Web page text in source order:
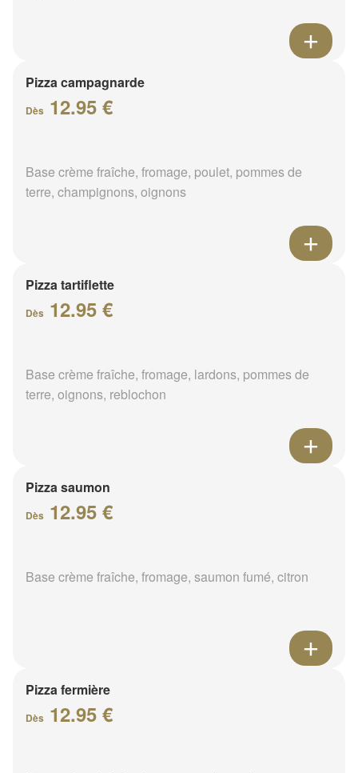
Pizza campagnarde
Dès 12.95 €
Base crème fraîche, fromage, poulet, pommes de
terre, champignons, oignons
Pizza tartiflette
Dès 12.95 €
Base crème fraîche, fromage, lardons, pommes de
terre, oignons, reblochon
Pizza saumon
Dès 12.95 €
Base crème fraîche, fromage, saumon fumé, citron
Pizza fermière
Dès 12.95 €